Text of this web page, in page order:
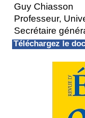
Guy Chiasson
Professeur,
Secrétaire
Téléchargez le